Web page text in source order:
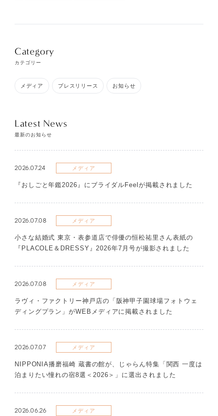
Category
カテゴリー
メディア プレスリリース お知らせ
Latest News
最新のお知らせ
2026.07.24 メディア
『おしごと年鑑2026』にブライダルFeelが掲載されました
2026.07.08 メディア
​小さな結婚式 東京・表参道店で俳優の恒松祐里さん表紙の
『PLACOLE＆DRESSY』2026年7月号が撮影されました
2026.07.08 メディア
ラヴィ・ファクトリー神戸店の「阪神甲子園球場フォトウェ
ディングプラン」がWEBメディアに掲載されました
2026.07.07 メディア
NIPPONIA播磨福崎 蔵書の館が、じゃらん特集「関西 一度は
泊まりたい憧れの宿8選＜2026＞」に選出されました
2026.06.26 メディア